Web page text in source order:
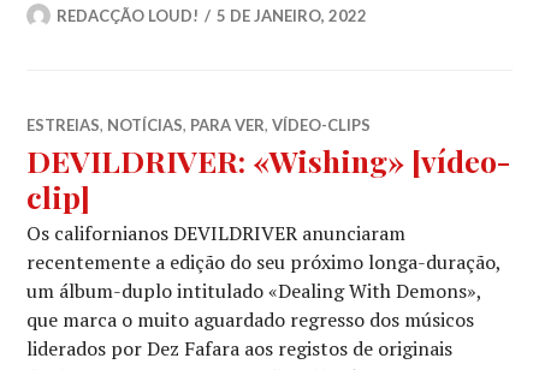
REDACÇÃO LOUD! 5 DE JANEIRO, 2022
ESTREIAS, NOTÍCIAS, PARA VER,VÍDEO-CLIPS
DEVILDRIVER: «Wishing» [vídeo-
clip]
Os californianos DEVILDRIVER anunciaram
recentemente a edição do seu próximo longa-duração,
um álbum-duplo intitulado «Dealing With Demons»,
que marca o muito aguardado regresso dos músicos
liderados por Dez Fafara aos registos de originais